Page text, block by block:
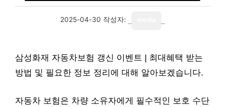
2025-04-30 작성자:
삼성화재 자동차보험 갱신 이벤트 | 최대혜택 받는
방법 및 필요한 정보 정리에 대해 알아보겠습니다.
자동차 보험은 차량 소유자에게 필수적인 보호 수단